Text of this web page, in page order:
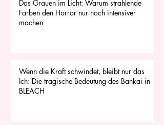
Das Grauen im Licht: Warum strahlende
Farben den Horror nur noch intensiver
machen
Wenn die Kraft schwindet, bleibt nur das
Ich: Die tragische Bedeutung des Bankai in
BLEACH